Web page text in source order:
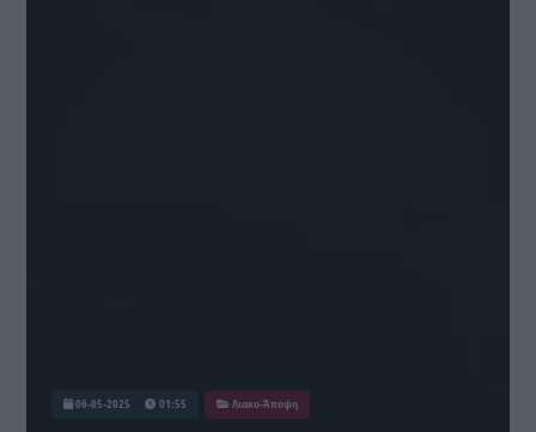
06-05-2025 01:55 Λιακο-Άποψη